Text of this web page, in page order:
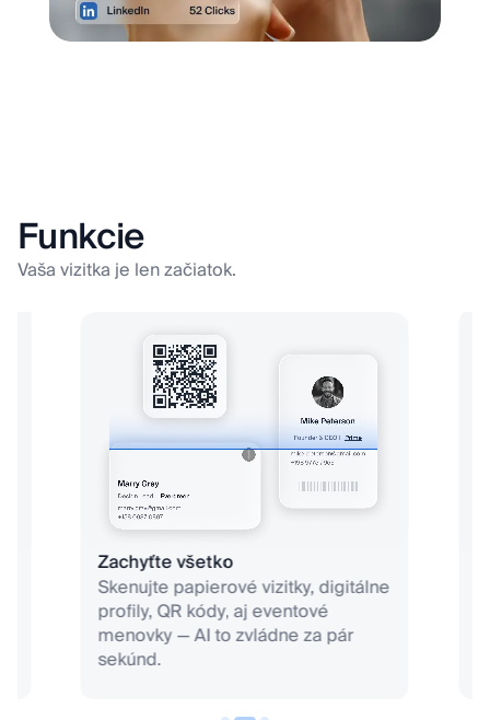
Funkcie
Vaša vizitka je len začiatok.
Zachyťte všetko
Skenujte papierové vizitky, digitálne
profily, QR kódy, aj eventové
menovky — AI to zvládne za pár
sekúnd.
Realitný maklér
Majiteľ firmy
Lekár